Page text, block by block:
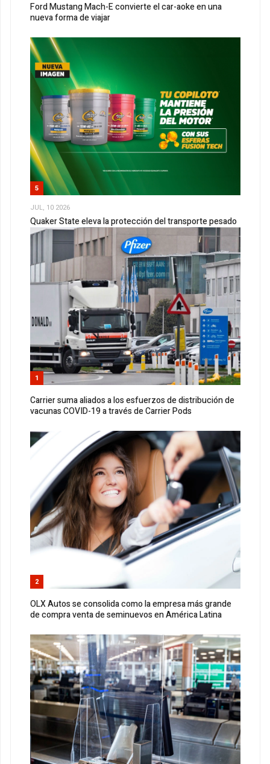
Ford Mustang Mach-E convierte el car-aoke en una
nueva forma de viajar
5
JUL, 10 2026
Quaker State eleva la protección del transporte pesado
1
Carrier suma aliados a los esfuerzos de distribución de
vacunas COVID-19 a través de Carrier Pods
2
OLX Autos se consolida como la empresa más grande
de compra venta de seminuevos en América Latina